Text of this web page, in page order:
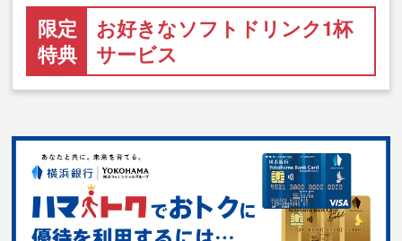
限定
特典
お好きなソフトドリンク1杯
サービス